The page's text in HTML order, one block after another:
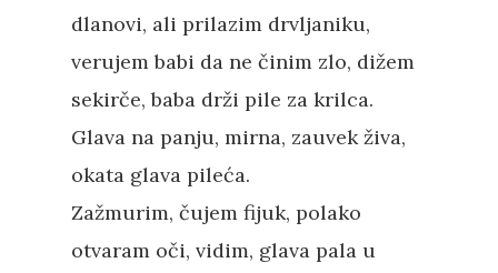
dlanovi, ali prilazim drvljaniku,
verujem babi da ne činim zlo, dižem
sekirče, baba drži pile za krilca.
Glava na panju, mirna, zauvek živa,
okata glava pileća.
Zažmurim, čujem fijuk, polako
otvaram oči, vidim, glava pala u